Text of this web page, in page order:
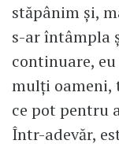
stăpânim şi,
s-ar întâmpla
continuare,
mulţi oameni,
ce pot pentru
Într-adevăr,